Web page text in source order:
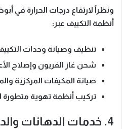
ونظراً لارتفاع درجات الحرارة في
أنظمة التكييف عبر:
تنظيف وصيانة وحدات
شحن غاز الفريون وإصلاح
صيانة المكيفات المركزية
تركيب أنظمة تهوية متطورة
4. خدمات الدهانات والديكورات